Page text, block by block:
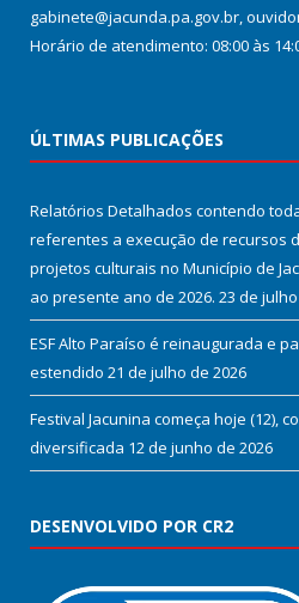
gabinete@jacunda.pa.gov.br,
Horário de atendimento: 08:00 às
ÚLTIMAS PUBLICAÇÕES
Relatórios Detalhados contendo
referentes a execução de recursos
projetos culturais no Município de
ao presente ano de 2026. 23 de
ESF Alto Paraíso é reinaugurada e
estendido 21 de julho de 2026
Festival Jacunina começa hoje (12),
diversificada 12 de junho de 2026
DESENVOLVIDO POR CR2